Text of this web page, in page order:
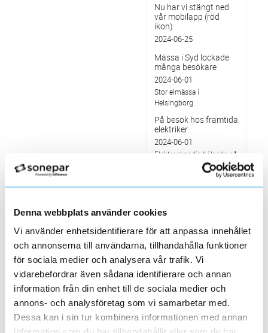
Denna webbplats använder cookies
Vi använder enhetsidentifierare för att anpassa innehållet
och annonserna till användarna, tillhandahålla funktioner
för sociala medier och analysera vår trafik. Vi
vidarebefordrar även sådana identifierare och annan
information från din enhet till de sociala medier och
annons- och analysföretag som vi samarbetar med.
Dessa kan i sin tur kombinera informationen med annan
Nu har vi stängt ned
vår mobilapp (röd
ikon)
2024-06-25
Mässa i Syd lockade
många besökare
2024-06-01
Stor elmässa i
Helsingborg.
På besök hos framtida
elektriker
2024-06-01
Elektroskandia hälsade på
Energiprogrammet vid
Tumba Gymnasium
Batterilagring
2024-06-01
Batterilagring möjliggör
att förnybar energi lagras
för att användas senare.
Nu inför vi möjligt att
använda BankID på
elektroskandia.se
2024-05-28
Värt att veta om…